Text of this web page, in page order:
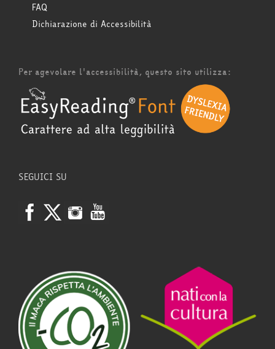
FAQ
Dichiarazione di Accessibilità
Per agevolare l'accessibilità, questo sito utilizza:
SEGUICI SU